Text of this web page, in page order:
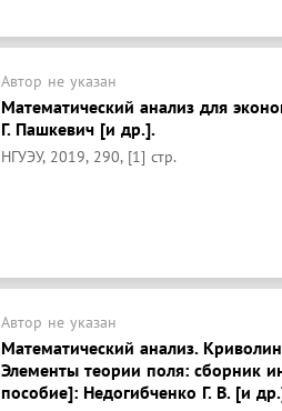
Автор не указан
Математический анализ для
Г. Пашкевич [и др.].
НГУЭУ, 2019, 290, [1] стр.
Автор не указан
Математический анализ.
Элементы теории поля: сборник
пособие]: Недогибченко Г. В. [и